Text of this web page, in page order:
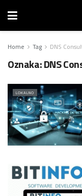
Home Tag DNS
Oznaka:DNS
LOKALNO